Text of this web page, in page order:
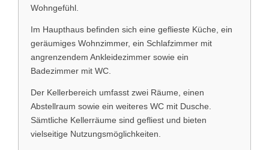
Wohngefühl.
Im Haupthaus befinden sich eine geflieste Küche, ein
geräumiges Wohnzimmer, ein Schlafzimmer mit
angrenzendem Ankleidezimmer sowie ein
Badezimmer mit WC.
Der Kellerbereich umfasst zwei Räume, einen
Abstellraum sowie ein weiteres WC mit Dusche.
Sämtliche Kellerräume sind gefliest und bieten
vielseitige Nutzungsmöglichkeiten.